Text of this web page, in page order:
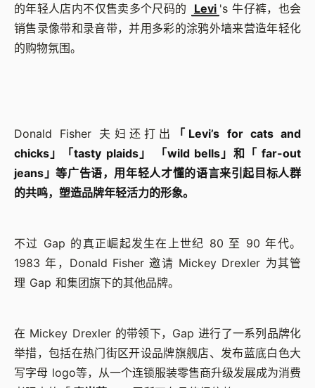
的年轻人店内不仅售卖多个尺码的
Levi 's 牛仔裤，也会
销售录像带和录音带，并用多彩的涂鸦外墙来营造年轻化
的购物氛围。
Donald Fisher 夫妇还打出
「Levi’s for cats and
chicks」「tasty plaids」 「wild bells」和「 far-out
jeans」等广告语，用年轻人才懂的语言来引起目标人群
的共鸣，塑造品牌年轻活力的形象。
不过 Gap 的真正崛起发生在上世纪 80 至 90 年代。
1983 年，Donald Fisher 邀请 Mickey Drexler 为其管
理 Gap 和集团旗下的其他品牌。
在 Mickey Drexler 的带领下，Gap 进行了一系列品牌化
举措，包括在热门街区开设品牌旗舰店、发布蓝底白色大
写字母 logo等，从一个连锁服装零售商升级发展成为消费